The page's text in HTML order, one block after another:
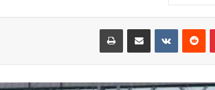
بينتيريست مشاركة عبر البريد طباعة
إنقاذ تُنفذ في يوم واحد